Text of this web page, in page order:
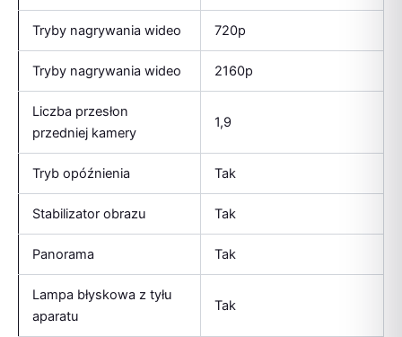
Tryby nagrywania wideo 720p
Tryby nagrywania wideo 2160p
Liczba przesłon
przedniej kamery
1,9
Tryb opóźnienia Tak
Stabilizator obrazu Tak
Panorama Tak
Lampa błyskowa z tyłu
aparatu
Tak